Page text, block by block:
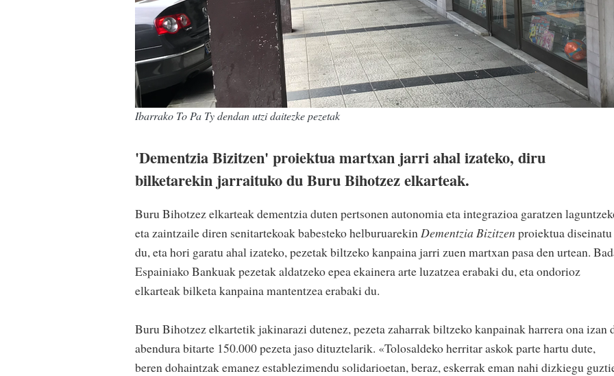
Ibarrako To Pa Ty dendan utzi daitezke pezetak
'Dementzia Bizitzen' proiektua martxan jarri ahal izateko, diru
bilketarekin jarraituko du Buru Bihotzez elkarteak.
Buru Bihotzez elkarteak dementzia duten pertsonen autonomia eta integrazioa garatzen
eta zaintzaile diren senitartekoak babesteko helburuarekinDementzia Bizitzen proiektua diseinatu
du, eta hori garatu ahal izateko, pezetak biltzeko kanpaina jarri zuen martxan pasa den urtean.
Espainiako Bankuak pezetak aldatzeko epea ekainera arte luzatzea erabaki du, eta ondorioz
elkarteak bilketa kanpaina mantentzea erabaki du.
Buru Bihotzez elkartetik jakinarazi dutenez, pezeta zaharrak biltzeko kanpainak harrera ona izan
abendura bitarte 150.000 pezeta jaso dituztelarik. «Tolosaldeko herritar askok parte hartu dute,
beren dohaintzak emanez establezimendu solidarioetan, beraz, eskerrak eman nahi dizkiegu